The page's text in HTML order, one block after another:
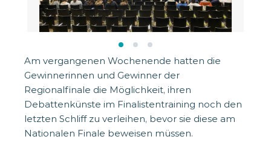
Am vergangenen Wochenende hatten die
Gewinnerinnen und Gewinner der
Regionalfinale die Möglichkeit, ihren
Debattenkünste im Finalistentraining noch den
letzten Schliff zu verleihen, bevor sie diese am
Nationalen Finale beweisen müssen.